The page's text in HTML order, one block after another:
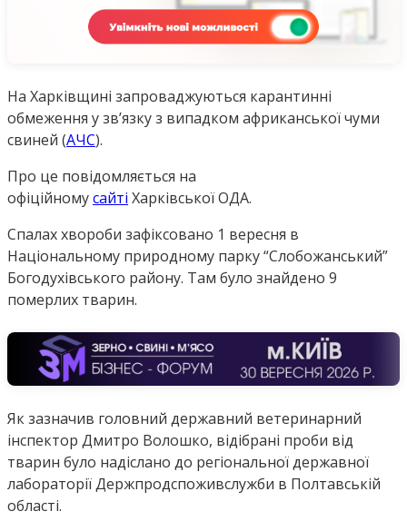
На Харківщині запроваджуються карантинні
обмеження у зв’язку з випадком африканської чуми
свиней (АЧС).
Про це повідомляється на
офіційномусайті Харківської ОДА.
Спалах хвороби зафіксовано 1 вересня в
Національному природному парку “Слобожанський”
Богодухівського району. Там було знайдено 9
померлих тварин.
Як зазначив головний державний ветеринарний
інспектор Дмитро Волошко, відібрані проби від
тварин було надіслано до регіональної державної
лабораторії Держпродспоживслужби в Полтавській
області.